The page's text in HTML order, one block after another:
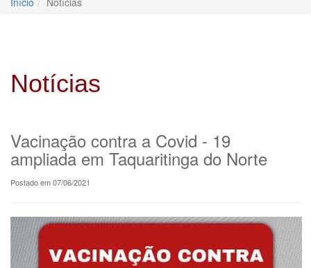
Notícias
Vacinação contra a Covid - 19
ampliada em Taquaritinga do Norte
Postado em 07/06/2021